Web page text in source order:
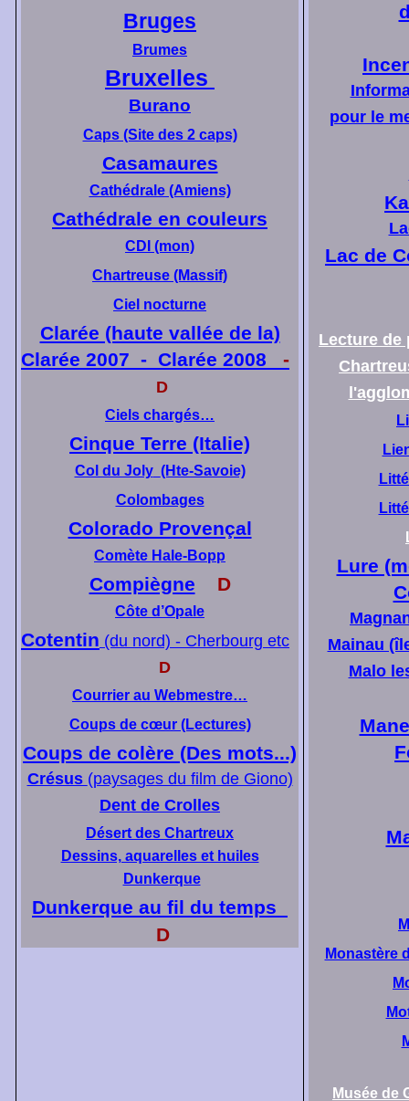
Bruges
Brumes
Bruxelles
Burano
Caps (Site des 2 caps)
Casamaures
Cathédrale (Amiens)
Cathédrale en couleurs
CDI (mon)
Chartreuse (Massif)
Ciel nocturne
Clarée (haute vallée de la)
Clarée 2007 - Clarée 2008 -
D
Ciels chargés…
Cinque Terre (Italie)
Col du Joly (Hte-Savoie)
Colombages
Colorado Provençal
Comète Hale-Bopp
Compiègne D
Côte d’Opale
Cotentin (du nord) - Cherbourg etc
D
Courrier au Webmestre…
Coups de cœur (Lectures)
Coups de colère (Des mots...)
Crésus (paysages du film de Giono)
Dent de Crolles
Désert des Chartreux
Dessins, aquarelles et huiles
Dunkerque
Dunkerque au fil du temps
D
pour le
Lac de
Lecture de
Lure
Mainau
Malo
Monastère
Musée de